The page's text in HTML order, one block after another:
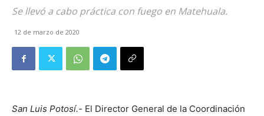
Se llevó a cabo práctica con fuego en Matehuala.
12 de marzo de 2020
San Luis Potosí.- El Director General de la Coordinación